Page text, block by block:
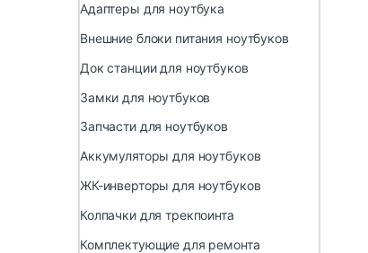
Адаптеры для ноутбука
Внешние блоки питания ноутбуков
Док станции для ноутбуков
Замки для ноутбуков
Запчасти для ноутбуков
Аккумуляторы для ноутбуков
ЖК-инверторы для ноутбуков
Колпачки для трекпоинта
Комплектующие для ремонта